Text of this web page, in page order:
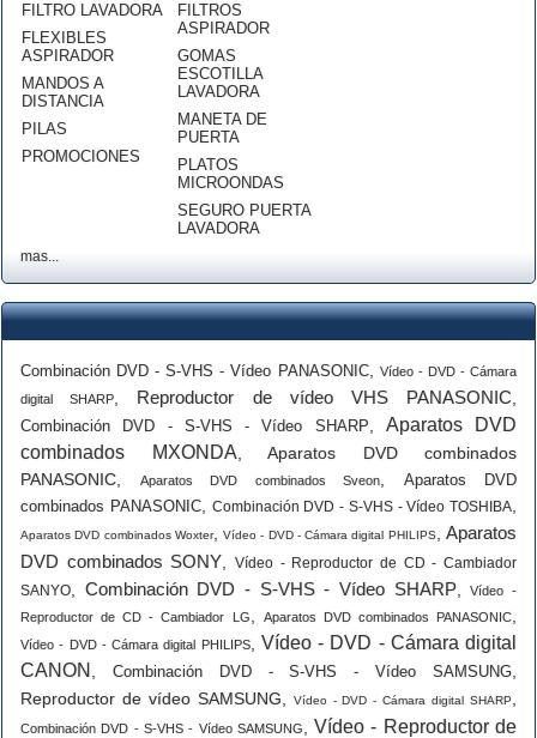
FILTRO LAVADORA
FLEXIBLES
ASPIRADOR
MANDOS A
DISTANCIA
PILAS
PROMOCIONES
FILTROS
ASPIRADOR
GOMAS
ESCOTILLA
LAVADORA
MANETA DE
PUERTA
PLATOS
MICROONDAS
SEGURO PUERTA
LAVADORA
mas...
Combinación DVD - S-VHS - Vídeo PANASONIC,
Vídeo - DVD - Cámara
digital SHARP
Reproductor de vídeo VHS PANASONIC
Combinación DVD - S-VHS - Vídeo SHARP
Aparatos DVD
combinados MXONDA, Aparatos DVD combinados
PANASONIC
Aparatos DVD combinados Sveon
Aparatos DVD
combinados PANASONIC, Combinación DVD - S-VHS - Vídeo TOSHIBA
Aparatos DVD combinados Woxter,Vídeo - DVD - Cámara digital PHILIPS,Aparatos
DVD combinados SONY ,Vídeo - Reproductor de CD - Cambiador
SANYO
Combinación DVD - S-VHS - Vídeo SHARP,Vídeo -
Reproductor de CD - Cambiador LG
Aparatos DVD combinados PANASONIC
Vídeo - DVD - Cámara digital PHILIPS, Vídeo - DVD - Cámara digital
CANON
Combinación DVD - S-VHS - Vídeo SAMSUNG
Reproductor de vídeo SAMSUNG
Vídeo - DVD - Cámara digital SHARP
Combinación DVD - S-VHS - Vídeo SAMSUNG ,Vídeo - Reproductor de